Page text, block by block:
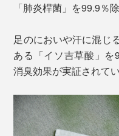
「肺炎桿菌」を99.9％除
足のにおいや汗に混じ
ある「イソ吉草酸」
消臭効果が実証されてい